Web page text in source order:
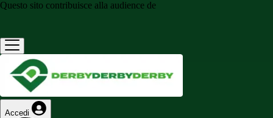
Questo sito contribuisce alla audience de
Accedi